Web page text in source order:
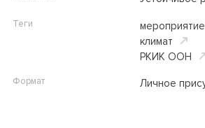
Теги
мероприятие
климат
РКИК ООН
Формат Личное